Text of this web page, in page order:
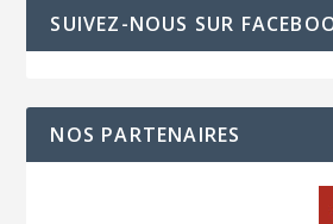
SUIVEZ-NOUS SUR
NOS PARTENAIRES